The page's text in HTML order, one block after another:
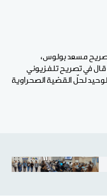
تصريح مسعد بولوس،
قال في تصريح تلفزيوني
لحلّ القضية الصحراوية